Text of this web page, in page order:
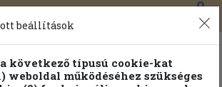
0
beállítások
következő típusú cookie-kat
weboldal működéséhez szükséges